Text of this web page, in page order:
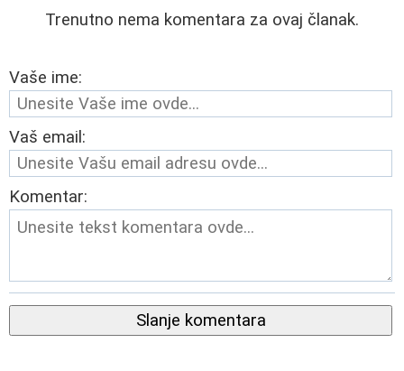
Trenutno nema komentara za ovaj članak.
Vaše ime:
Vaš email:
Komentar:
Slanje komentara